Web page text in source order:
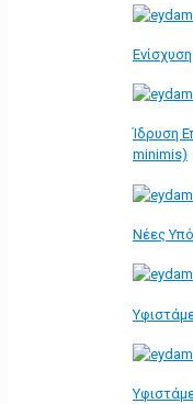
Ίδρυση
minimis)
Νέες